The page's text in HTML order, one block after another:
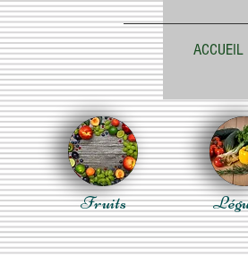
ACCUEIL
Fruits